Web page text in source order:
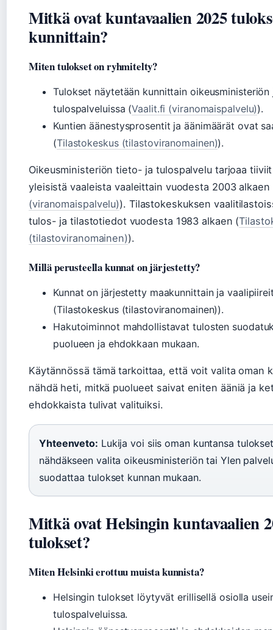
Mitkä ovat kuntavaalien 2025
kunnittain?
Miten tulokset on ryhmitelty?
Tulokset näytetään kunnittain oikeusministeriön
tulospalveluissa (Vaalit.fi (viranomaispalvelu)).
Kuntien äänestysprosentit ja äänimäärät ovat
(Tilastokeskus (tilastoviranomainen)).
Oikeusministeriön tieto- ja tulospalvelu tarjoaa
yleisistä vaaleista vaaleittain vuodesta 2003 alkaen
(viranomaispalvelu)). Tilastokeskuksen
tulos- ja tilastotiedot vuodesta 1983 alkaen (
(tilastoviranomainen)).
Millä perusteella kunnat on järjestetty?
Kunnat on järjestetty maakunnittain ja
(Tilastokeskus (tilastoviranomainen)).
Hakutoiminnot mahdollistavat tulosten
puolueen ja ehdokkaan mukaan.
Käytännössä tämä tarkoittaa, että voit valita oman
nähdä heti, mitkä puolueet saivat eniten ääniä ja
ehdokkaista tulivat valituiksi.
Yhteenveto: Lukija voi siis oman kuntansa
nähdäkseen valita oikeusministeriön tai Ylen
suodattaa tulokset kunnan mukaan.
Mitkä ovat Helsingin kuntavaalien
tulokset?
Miten Helsinki erottuu muista kunnista?
Helsingin tulokset löytyvät erillisellä osiolla
tulospalveluissa.